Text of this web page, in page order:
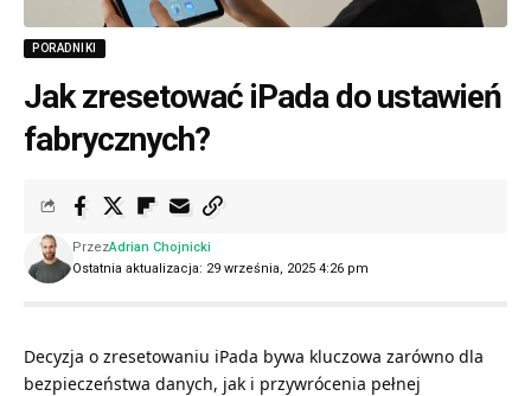
PORADNIKI
Jak zresetować iPada do ustawień
fabrycznych?
Ostatnia aktualizacja: 29 września, 2025 4:26 pm
PrzezAdrian Chojnicki
Decyzja o zresetowaniu iPada bywa kluczowa zarówno dla
bezpieczeństwa danych, jak i przywrócenia pełnej